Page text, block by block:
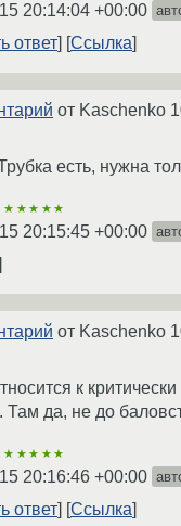
20:14:04 +00:00
ответ Ссылка
от Kaschenko
есть, нужна
★★★★★
20:15:45 +00:00
от Kaschenko
к
Там да, не до
★★★★★
20:16:46 +00:00
ответ Ссылка